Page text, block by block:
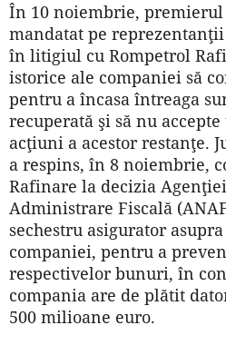
În 10 noiembrie, premierul
mandatat pe
în litigiul cu Rompetrol
istorice ale companiei să
pentru a încasa întreaga
recuperată şi să nu
acţiuni a acestor restanţe.
a respins, în 8 noiembrie,
Rafinare la decizia
Adminis­trare Fiscală
sechestru asigurator
companiei, pentru a
respectivelor bunuri, în
compania are de plătit
500 milioane euro.